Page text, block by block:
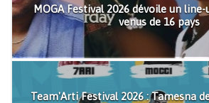
MOGA Festival 2026 dévoile un
venus de 16 pays
Team'Arti Festival 2026 : Tamesna